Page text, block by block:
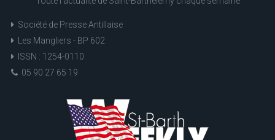
Société de Presse Antillaise
Les Mangliers - BP 602
ISSN : 1254-0110
05 90 27 65 19